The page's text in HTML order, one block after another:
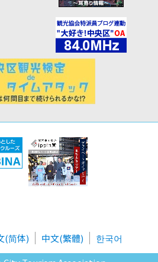
(简体) 中文(繁體)
한국어